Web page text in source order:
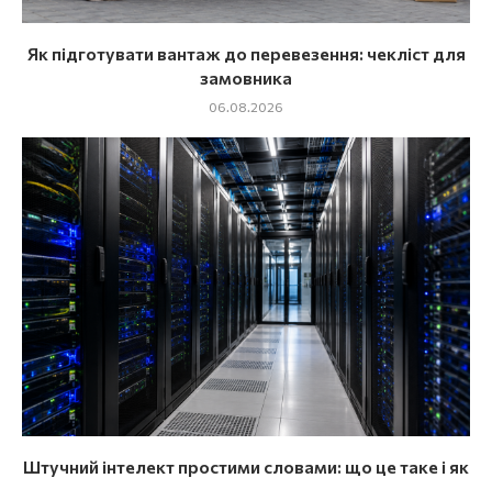
Як підготувати вантаж до перевезення: чекліст для
замовника
06.08.2026
Штучний інтелект простими словами: що це таке і як